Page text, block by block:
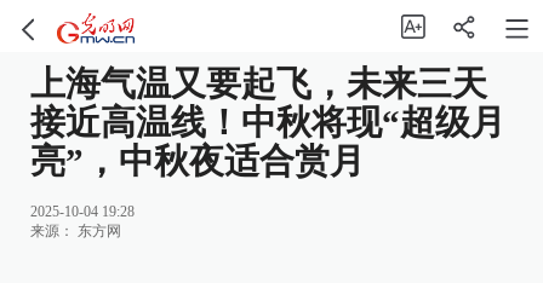
上海气温又要起飞，未来三天
接近高温线！中秋将现“超级月
亮”，中秋夜适合赏月
2025-10-04 19:28
来源： 东方网